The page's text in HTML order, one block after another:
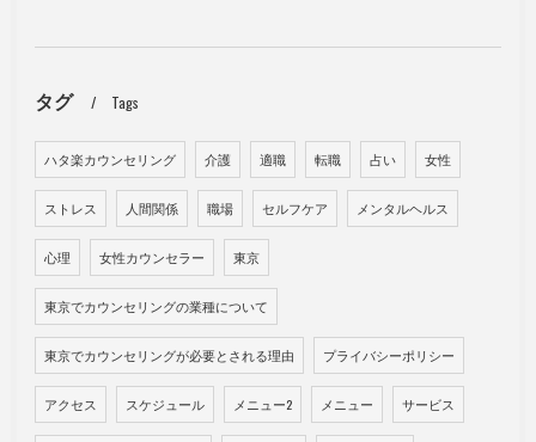
タグ Tags
ハタ楽カウンセリング 介護 適職 転職 占い 女性
ストレス 人間関係 職場 セルフケア メンタルヘルス
心理 女性カウンセラー 東京
東京でカウンセリングの業種について
東京でカウンセリングが必要とされる理由 プライバシーポリシー
アクセス スケジュール メニュー2 メニュー サービス